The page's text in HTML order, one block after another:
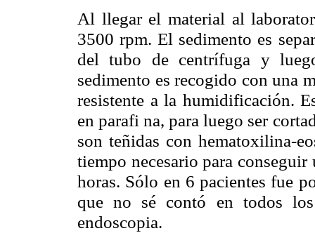
Al llegar el material al
3500 rpm. El sedimento es
del tubo de centrífuga y
sedimento es recogido con una
resistente a la humidificación.
en parafi na, para luego ser
son teñidas con hematoxilina-
tiempo necesario para
horas. Sólo en 6 pacientes fue
que no sé contó en todos
endoscopia.